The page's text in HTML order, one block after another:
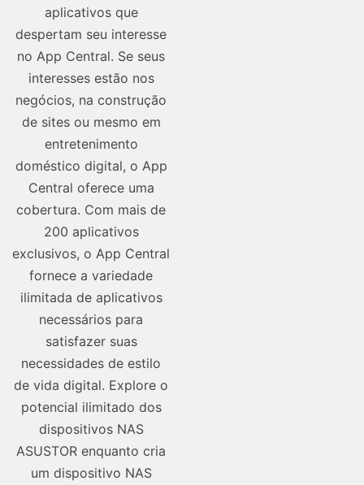
aplicativos que
despertam seu interesse
no App Central. Se seus
interesses estão nos
negócios, na construção
de sites ou mesmo em
entretenimento
doméstico digital, o App
Central oferece uma
cobertura. Com mais de
200 aplicativos
exclusivos, o App Central
fornece a variedade
ilimitada de aplicativos
necessários para
satisfazer suas
necessidades de estilo
de vida digital. Explore o
potencial ilimitado dos
dispositivos NAS
ASUSTOR enquanto cria
um dispositivo NAS